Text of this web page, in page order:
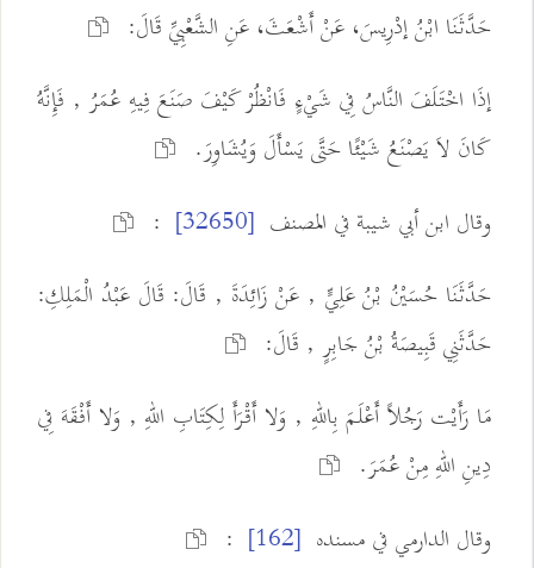
حَدَّثَنَا ابْنُ إدْرِيسَ، عَنْ أَشْعَثَ، عَنِ الشَّعْبِيِّ قَالَ:
إذَا اخْتَلَفَ النَّاسُ فِي شَيْءٍ فَانْظُرْ كَيْفَ صَنَعَ فِيهِ عُمَرُ , فَإِنَّهُ
كَانَ لاَ يَصْنَعُ شَيْئًا حَتَّى يَسْأَلَ وَيُشَاوِرَ.
وقال ابن أبي شيبة في المصنف [32650]
:
حَدَّثَنَا حُسَيْنُ بْنُ عَلِيٍّ , عَنْ زَائِدَةَ , قَالَ: قَالَ عَبْدُ الْمَلِكِ:
حَدَّثَنِي قَبِيصَةُ بْنُ جَابِرٍ , قَالَ:
مَا رَأَيْت رَجُلاً أَعْلَمَ بِاللهِ , وَلا أَقْرَأَ لِكِتَابِ اللهِ , وَلا أَفْقَهَ فِي
دِينِ اللهِ مِنْ عُمَرَ.
وقال الدارمي في مسنده [162]
: